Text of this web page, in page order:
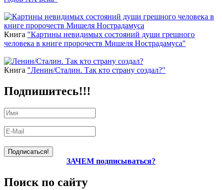
Книга "Картины невидимых состояний души грешного
человека в книге пророчеств Мишеля Нострадамуса"
Книга "Ленин/Сталин. Так кто страну создал?"
Подпишитесь!!!
ЗАЧЕМ подписываться?
Поиск по сайту